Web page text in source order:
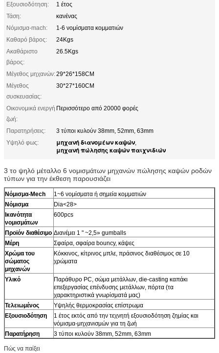
Εξουσιοδότηση:
1 έτος
Τάση:
κανένας
Νόμισμα-mach:
1-6 νομίσματα κομματιών
Καθαρό βάρος:
24Kgs
Ακαθάριστο
βάρος:
26.5Kgs
Μέγεθος μηχανών:29*26*158CM
Μέγεθος
συσκευασίας:
30*27*160CM
Οικονομικά ενεργή
ζωή:
Περισσότερο από 20000 φορές
Παρατηρήσεις:
3 τύποι κυλούν 38mm, 52mm, 63mm
Υψηλό φως:
μηχανή διανομέων καψών,
μηχανή πώλησης καψών παιχνιδιών
3 το ψηλό μέταλλο 6 νομισμάτων μηχανών πώλησης καψών ροδών
τύπων για την έκθεση παρουσιάζει
Νόμισμα-Mech
1~6 νομίσματα ή σημεία κομματιών
Νόμισμα
Dia<28>
Ικανότητα
νομισμάτων
600pcs
Προϊόν διαθέσιμο Διανέμει 1 " ~2,5» gumballs
Μέρη
Σφαίρα, σφαίρα bouncy, κάψες
Χρώμα του
σώματος
μηχανών
Κόκκινος, κίτρινος μπλε, πράσινος διαθέσιμος σε 10
χρώματα
Υλικό
Παράθυρο PC, σώμα μετάλλων, die-casting καπάκι
επεξεργασίας επένδυσης μετάλλων, πόρτα (τα
χαρακτηριστικά γνωρίσματά μας)
Τελειωμένος
Υψηλής θερμοκρασίας επίστρωμα
Εξουσιοδότηση
1 έτος εκτός από την τεχνητή εξουσιοδότηση ζημίας και
νόμισμα-μηχανισμών για τη ζωή
Παρατήρηση
3 τύποι κυλούν 38mm, 52mm, 63mm
Πώς να παίξει